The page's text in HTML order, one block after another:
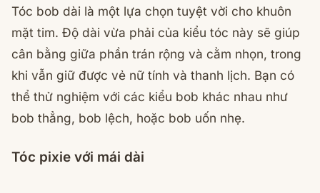
Tóc bob dài là một lựa chọn tuyệt vời cho khuôn
mặt tim. Độ dài vừa phải của kiểu tóc này sẽ giúp
cân bằng giữa phần trán rộng và cằm nhọn, trong
khi vẫn giữ được vẻ nữ tính và thanh lịch. Bạn có
thể thử nghiệm với các kiểu bob khác nhau như
bob thẳng, bob lệch, hoặc bob uốn nhẹ.
Tóc pixie với mái dài